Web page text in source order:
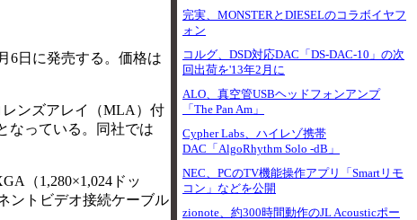
6日に発売する。価格は
ンズアレイ（MLA）付
なっている。同社では
（1,280×1,024ドッ
ントビデオ接続ケーブル
完実、MONSTERとDIESELのコラボイヤフ
ォン
コルグ、DSD対応DAC「DS-DAC-10」の次
回出荷を'13年2月に
ALO、真空管USBヘッドフォンアンプ
「The Pan Am」
Cypher Labs、ハイレゾ携帯
DAC「AlgoRhythm Solo -dB」
NEC、PCのTV機能操作アプリ「Smartリモ
コン」などを公開
zionote、約300時間動作のJL Acousticポー